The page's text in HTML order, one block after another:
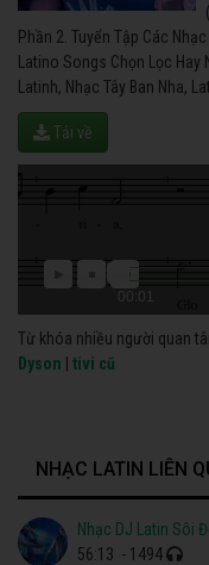
Phần 2. Tuyển Tập Các
Latino Songs Chọn Lọc
Latinh, Nhạc Tây Ban Nha,
Tải về
00:01
Từ khóa nhiều người quan
Dyson
tivi cũ
NHẠC LATIN LIÊN
Nhạc DJ Latin Sôi
56:13 - 1494